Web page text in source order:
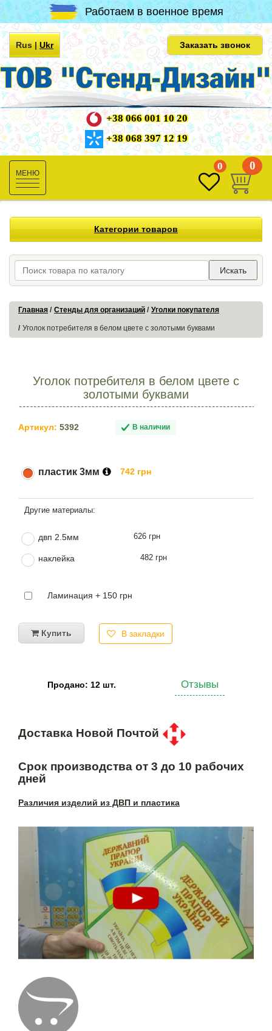
Работаем в военное время
Rus|Ukr Заказать звонок
+38 066 001 10 20
+38 068 397 12 19
Toggle
navigation
0 0
Категории товаров
Искать
Главная Стенды для организаций Уголки покупателя
Уголок потребителя в белом цвете с золотыми буквами
Уголок потребителя в белом цвете с
золотыми буквами
Артикул: 5392 В наличии
пластик 3мм 742 грн
двп 2.5мм 626 грн
наклейка 482 грн
Ламинация + 150 грн
Купить В закладки
Продано: 12 шт. Отзывы
Доставка Новой Почтой
Срок производства от 3 до 10 рабочих
дней
Различия изделий из ДВП и пластика